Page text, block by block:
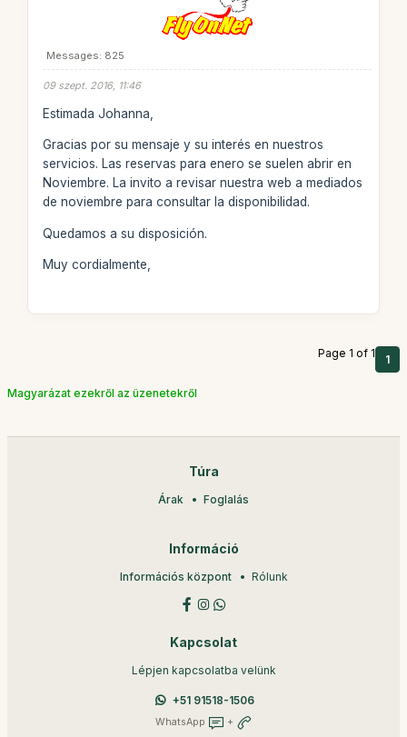
Messages: 825
09 szept. 2016, 11:46
Estimada Johanna,
Gracias por su mensaje y su interés en nuestros
servicios. Las reservas para enero se suelen abrir en
Noviembre. La invito a revisar nuestra web a mediados
de noviembre para consultar la disponibilidad.
Quedamos a su disposición.
Muy cordialmente,
Page 1 of 1 1
Magyarázat ezekről az üzenetekről
Túra
Árak Foglalás
Információ
Információs központ Rólunk
Kapcsolat
Lépjen kapcsolatba velünk
+51 91518-1506
WhatsApp +